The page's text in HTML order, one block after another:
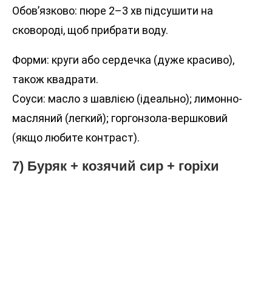
Обов’язково: пюре 2–3 хв підсушити на
сковороді, щоб прибрати воду.
Форми: круги або сердечка (дуже красиво),
також квадрати.
Соуси: масло з шавлією (ідеально); лимонно-
масляний (легкий); горгонзола-вершковий
(якщо любите контраст).
7) Буряк + козячий сир + горіхи